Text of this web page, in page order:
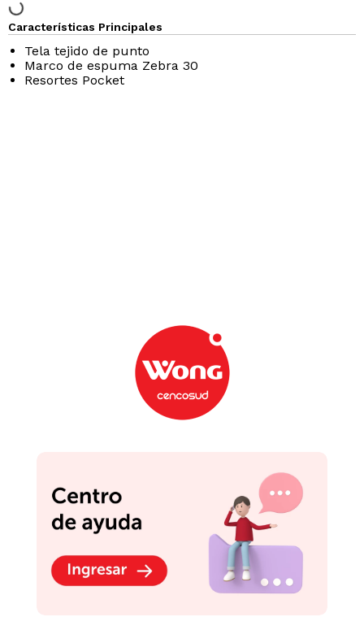
Características Principales
Tela tejido de punto
Marco de espuma Zebra 30
Resortes Pocket
Consultas y Sugerencias
Teléfonos
Revisa tu boleta
Políticas de Privacidad